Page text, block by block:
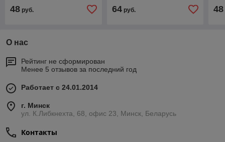
48 руб. 64руб. 48
О нас
Рейтинг не сформирован
Менее 5 отзывов за последний год
Работает с 24.01.2014
г. Минск
ул. К.Либкнехта, 68, офис 23, Минск, Беларусь
Контакты